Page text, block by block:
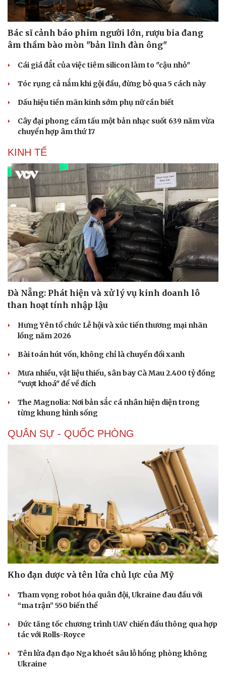
Doanh nghiệp
Thông tin doanh nghiệp
Doanh nghiệp 24h
Doanh nhân
Công nghệ
Sành điệu
Tin Công nghệ
Trải nghiệm
Bác sĩ cảnh báo phim người lớn, rượu bia đang
âm thầm bào mòn "bản lĩnh đàn ông"
Cái giá đắt của việc tiêm silicon làm to "cậu nhỏ"
Tóc rụng cả nắm khi gội đầu, đừng bỏ qua 5 cách này
Dấu hiệu tiền mãn kinh sớm phụ nữ cần biết
Cây đại phong cầm tấu một bản nhạc suốt 639 năm vừa
chuyển hợp âm thứ 17
KINH TẾ
Đà Nẵng: Phát hiện và xử lý vụ kinh doanh lô
than hoạt tính nhập lậu
Hưng Yên tổ chức Lễ hội và xúc tiến thương mại nhãn
lồng năm 2026
Bài toán hút vốn, không chỉ là chuyển đổi xanh
Mưa nhiều, vật liệu thiếu, sân bay Cà Mau 2.400 tỷ đồng
"vượt khoá" để về đích
The Magnolia: Nơi bản sắc cá nhân hiện diện trong
từng khung hình sống
QUÂN SỰ - QUỐC PHÒNG
Kho đạn dược và tên lửa chủ lực của Mỹ
Tham vọng robot hóa quân đội, Ukraine đau đầu với
“ma trận” 550 biến thể
Đức tăng tốc chương trình UAV chiến đấu thông qua hợp
tác với Rolls-Royce
Tên lửa đạn đạo Nga khoét sâu lỗ hổng phòng không
Ukraine